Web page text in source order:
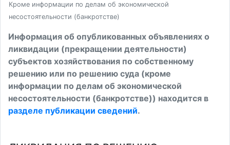
Кроме информации по делам об экономической
несостоятельности (банкротстве)
Информация об опубликованных объявлениях о
ликвидации (прекращении деятельности)
субъектов хозяйствования по собственному
решению или по решению суда (кроме
информации по делам об экономической
несостоятельности (банкротстве)) находится в
разделе публикации сведений.